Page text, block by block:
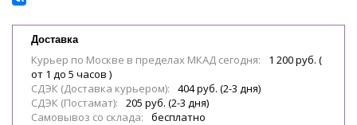
Доставка
Курьер по Москве в пределах МКАД сегодня:
1 200 руб. (
от 1 до 5 часов )
СДЭК (Доставка курьером):
404 руб. (2-3 дня)
СДЭК (Постамат):
205 руб. (2-3 дня)
Самовывоз со склада:
бесплатно